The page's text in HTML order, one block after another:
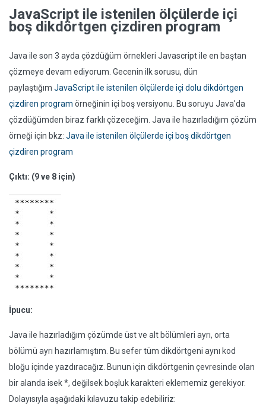
JavaScript ile istenilen ölçülerde içi
boş dikdörtgen çizdiren program
Java ile son 3 ayda çözdüğüm örnekleri Javascript ile en baştan
çözmeye devam ediyorum. Gecenin ilk sorusu, dün
paylaştığım JavaScript ile istenilen ölçülerde içi dolu dikdörtgen
çizdiren program örneğinin içi boş versiyonu. Bu soruyu Java'da
çözdüğümden biraz farklı çözeceğim. Java ile hazırladığım çözüm
örneği için bkz: Java ile istenilen ölçülerde içi boş dikdörtgen
çizdiren program
Çıktı: (9 ve 8 için)
İpucu:
Java ile hazırladığım çözümde üst ve alt bölümleri ayrı, orta
bölümü ayrı hazırlamıştım. Bu sefer tüm dikdörtgeni aynı kod
bloğu içinde yazdıracağız. Bunun için dikdörtgenin çevresinde olan
bir alanda isek *, değilsek boşluk karakteri eklememiz gerekiyor.
Dolayısıyla aşağıdaki kılavuzu takip edebiliriz: